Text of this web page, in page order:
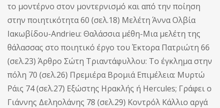
το μοντέρνο στον μοντερνισμό και από την ποίηση
στην ποιητικότητα 60 (σελ.18) Μελέτη Άννα Ολβία
Ιακωβίδου-Andrieu: Θαλάσσια μέθη-Μια μελέτη της
θάλασσας στο ποιητικό έργο του Έκτορα Πατριώτη 66
(σελ.23) Άρθρο Σώτη Τριαντάφυλλου: Το έγκλημα στην
πόλη 70 (σελ.26) Πρεμιέρα Βρομιά Επιμέλεια: Μυρτώ
Ράις 74 (σελ.27) Εξώστης Ηρακλής ή Hercules; Γράφει ο
Γιάννης Δεληολάνης 78 (σελ.29) Κοντρόλ Κάλλιο αργά